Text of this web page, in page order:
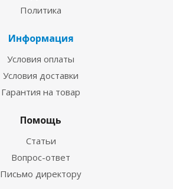
Политика
Информация
Условия оплаты
Условия доставки
Гарантия на товар
Помощь
Статьи
Вопрос-ответ
Письмо директору